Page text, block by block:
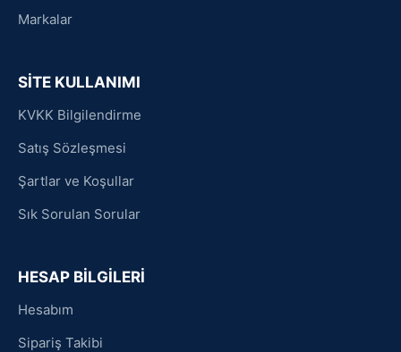
Markalar
SİTE KULLANIMI
KVKK Bilgilendirme
Satış Sözleşmesi
Şartlar ve Koşullar
Sık Sorulan Sorular
HESAP BİLGİLERİ
Hesabım
Sipariş Takibi